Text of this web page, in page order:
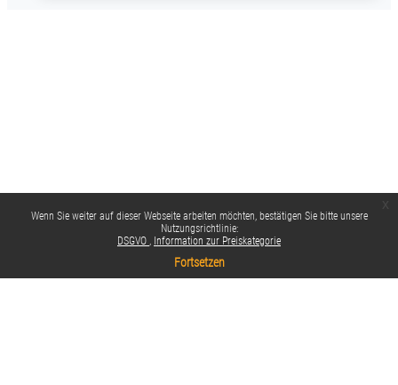
Wenn Sie weiter auf dieser Webseite arbeiten möchten, bestätigen Sie bitte unsere
Nutzungsrichtlinie:
DSGVO
Information zur Preiskategorie
Fortsetzen